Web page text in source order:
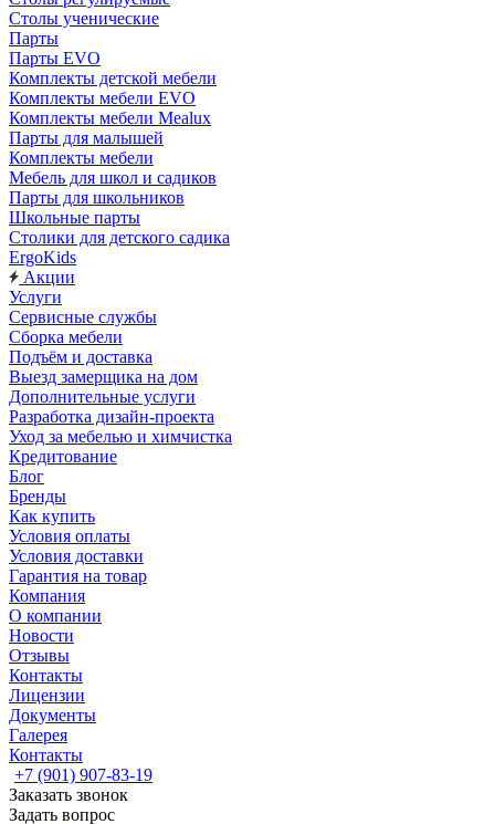
Столы ученические
Парты
Парты EVO
Комплекты детской мебели
Комплекты мебели EVO
Комплекты мебели Mealux
Парты для малышей
Комплекты мебели
Мебель для школ и садиков
Парты для школьников
Школьные парты
Столики для детского садика
ErgoKids
Акции
Услуги
Сервисные службы
Сборка мебели
Подъём и доставка
Выезд замерщика на дом
Дополнительные услуги
Разработка дизайн-проекта
Уход за мебелью и химчистка
Кредитование
Блог
Бренды
Как купить
Условия оплаты
Условия доставки
Гарантия на товар
Компания
О компании
Новости
Отзывы
Контакты
Лицензии
Документы
Галерея
Контакты
+7 (901) 907-83-19
Заказать звонок
Задать вопрос